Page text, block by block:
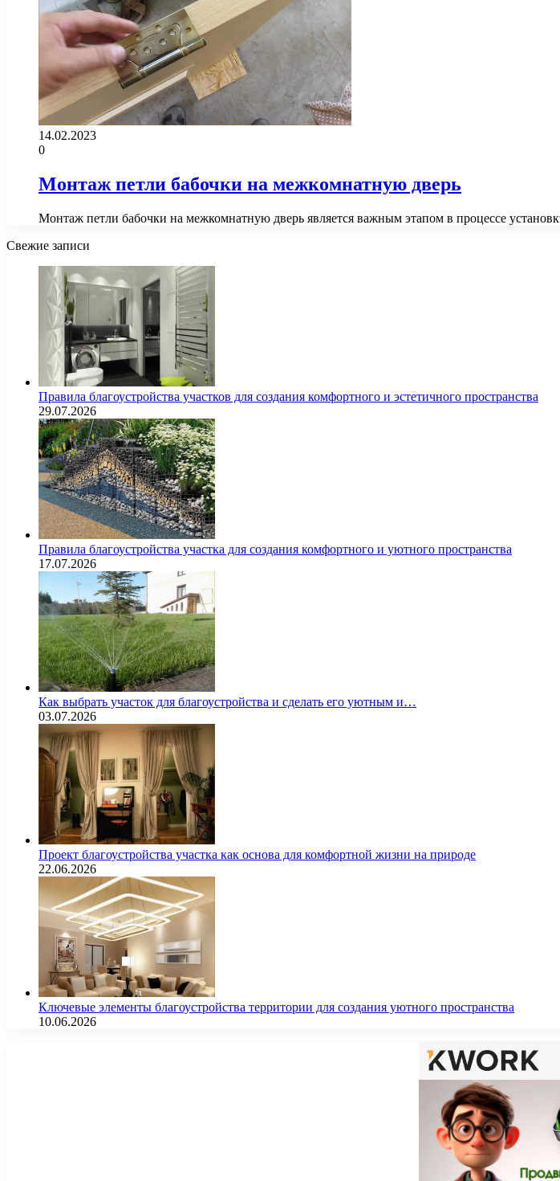
14.02.2023
0
Монтаж петли бабочки на межкомнатную дверь
Монтаж петли бабочки на межкомнатную дверь является важным этапом в процессе
Свежие записи
Правила благоустройства участков для создания комфортного и эстетичного пространства
29.07.2026
Правила благоустройства участка для создания комфортного и уютного пространства
17.07.2026
Как выбрать участок для благоустройства и сделать его уютным и…
03.07.2026
Проект благоустройства участка как основа для комфортной жизни на природе
22.06.2026
Ключевые элементы благоустройства территории для создания уютного пространства
10.06.2026